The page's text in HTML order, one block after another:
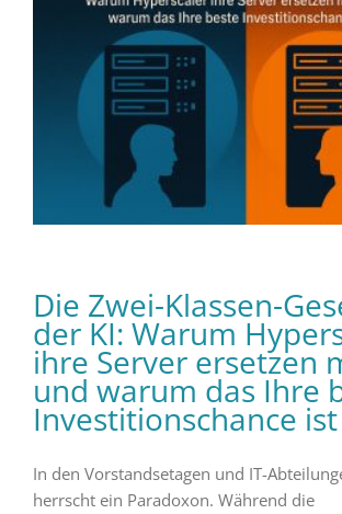
Die Zwei-Klassen-
der KI: Warum
ihre Server ersetzen
und warum das Ihre
Investitionschance ist
In den Vorstandsetagen und IT-
herrscht ein Paradoxon. Während die